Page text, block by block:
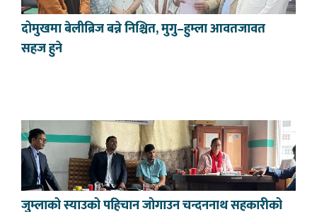
दोमुखमा बेलीब्रिज बन्ने निश्चित, मुगु–हुम्ला आवतजावत
सहज हुने
जुम्लाको स्याउको पहिचान जोगाउन चन्दननाथ सहकारीको